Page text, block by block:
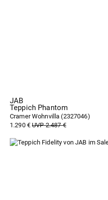
JAB
Teppich Phantom
Cramer Wohnvilla (2327046)
1.290 €UVP 2.487 €